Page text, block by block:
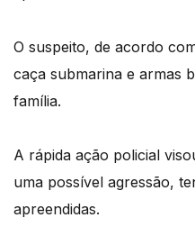
O suspeito, de acordo
caça submarina e armas
família.
A rápida ação policial
uma possível agressão,
apreendidas.